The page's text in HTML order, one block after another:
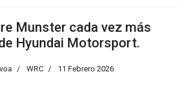
Munster cada vez más
Hyundai Motorsport.
WRC 11 Febrero 2026